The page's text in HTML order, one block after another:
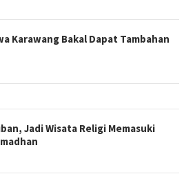
Karawang Bakal Dapat Tambahan
Jadi Wisata Religi Memasuki